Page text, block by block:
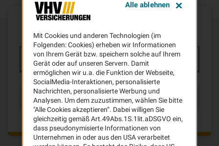
Häufig gesuchte Anliegen
Mit Cookies und anderen Technologien (im
Folgenden: Cookies) erheben wir Informationen
von Ihrem Gerät bzw. speichern solche auf Ihrem
Gerät oder auf unseren Servern. Damit
ermöglichen wir u.a. die Funktion der Webseite,
SocialMedia-Interaktionen, personalisierte
Nachrichten, personalisierte Werbung und
Analysen. Um dem zuzustimmen, wählen Sie bitte
"Alle Cookies akzeptieren“. Dabei willigen Sie
gleichzeitig gemäß Art.49Abs.1S.1lit.aDSGVO ein,
dass pseudonymisierte Informationen von
Unternehmen in oder aus den USA verarbeitet
Alle ablehnen